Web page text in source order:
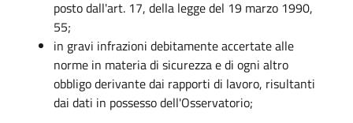
posto dall'art. 17, della legge del 19 marzo 1990,
55;
in gravi infrazioni debitamente accertate alle
norme in materia di sicurezza e di ogni altro
obbligo derivante dai rapporti di lavoro, risultanti
dai dati in possesso dell'Osservatorio;